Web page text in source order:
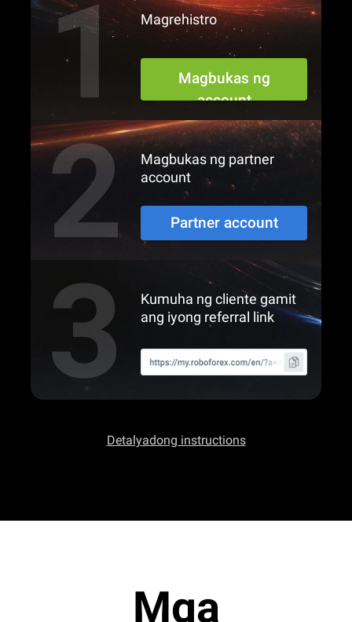
Magrehistro
Magbukas ng
account
Magbukas ng partner
account
Partner account
Kumuha ng cliente gamit
ang iyong referral link
Detalyadong instructions
Mga